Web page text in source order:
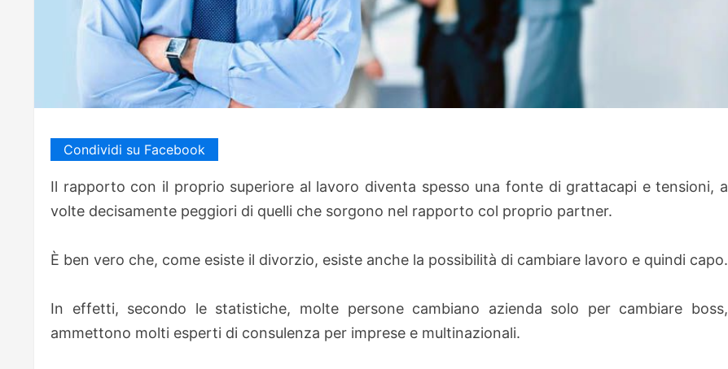
Condividi su Facebook
Il rapporto con il proprio superiore al lavoro diventa spesso una fonte di grattacapi e tensioni, a
volte decisamente peggiori di quelli che sorgono nel rapporto col proprio partner.
È ben vero che, come esiste il divorzio, esiste anche la possibilità di cambiare lavoro e quindi capo.
In effetti, secondo le statistiche, molte persone cambiano azienda solo per cambiare boss,
ammettono molti esperti di consulenza per imprese e multinazionali.